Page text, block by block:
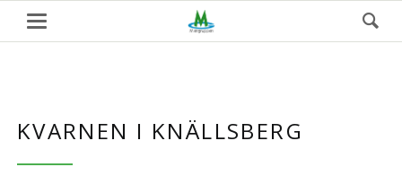
KVARNEN I KNÄLLSBERG